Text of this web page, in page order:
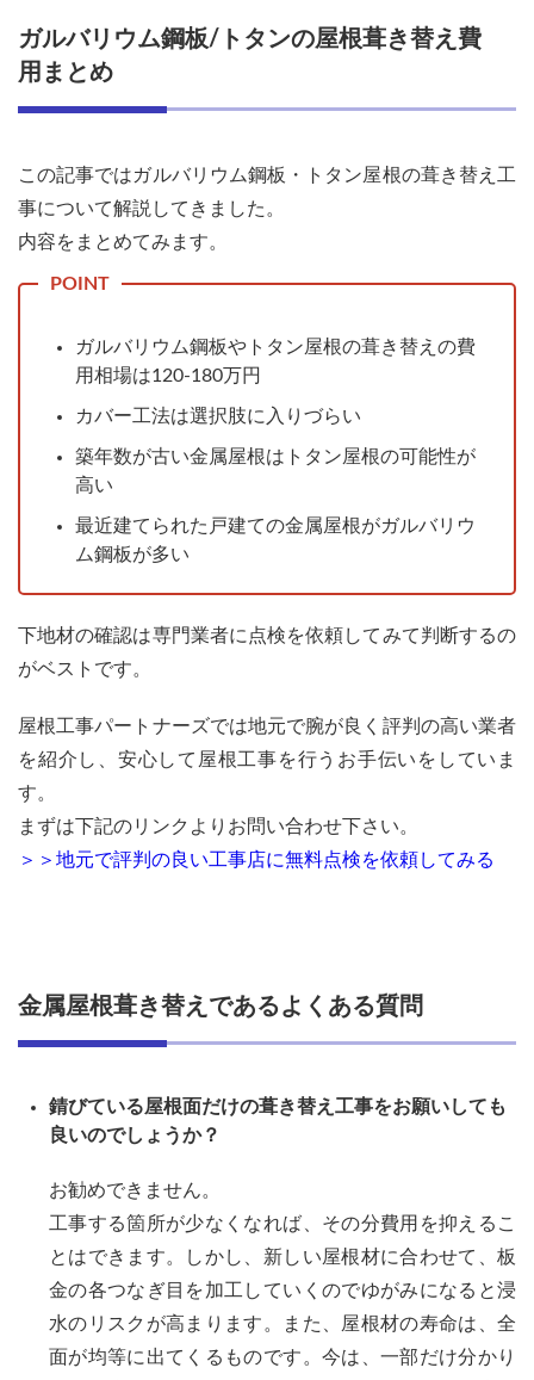
ガルバリウム鋼板/トタンの屋根葺き替え費
用まとめ
この記事ではガルバリウム鋼板・トタン屋根の葺き替え工
事について解説してきました。
内容をまとめてみます。
ガルバリウム鋼板やトタン屋根の葺き替えの費
用相場は120-180万円
カバー工法は選択肢に入りづらい
築年数が古い金属屋根はトタン屋根の可能性が
高い
最近建てられた戸建ての金属屋根がガルバリウ
ム鋼板が多い
下地材の確認は専門業者に点検を依頼してみて判断するの
がベストです。
屋根工事パートナーズでは地元で腕が良く評判の高い業者
を紹介し、安心して屋根工事を行うお手伝いをしていま
す。
まずは下記のリンクよりお問い合わせ下さい。
＞＞地元で評判の良い工事店に無料点検を依頼してみる
金属屋根葺き替えであるよくある質問
錆びている屋根面だけの葺き替え工事をお願いしても
良いのでしょうか？
お勧めできません。
工事する箇所が少なくなれば、その分費用を抑えるこ
とはできます。しかし、新しい屋根材に合わせて、板
金の各つなぎ目を加工していくのでゆがみになると浸
水のリスクが高まります。また、屋根材の寿命は、全
面が均等に出てくるものです。今は、一部だけ分かり